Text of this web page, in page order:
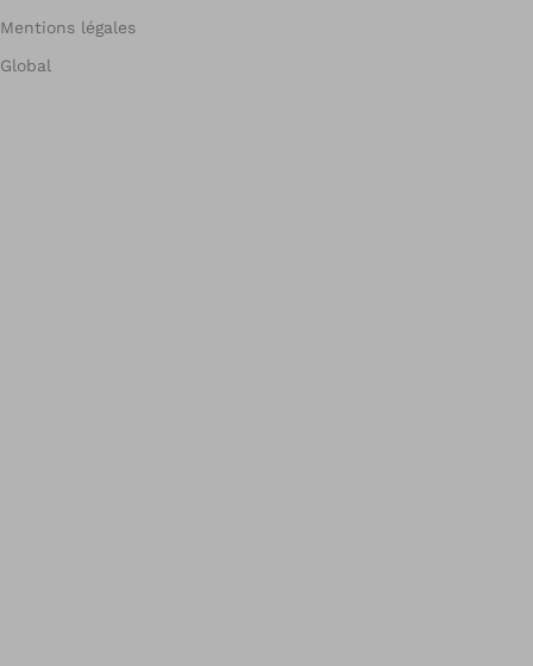
Mentions légales
Global